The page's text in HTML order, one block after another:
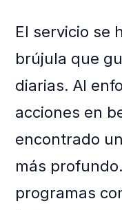
El servicio se
brújula que
diarias. Al
acciones en
encontrado
más
programas